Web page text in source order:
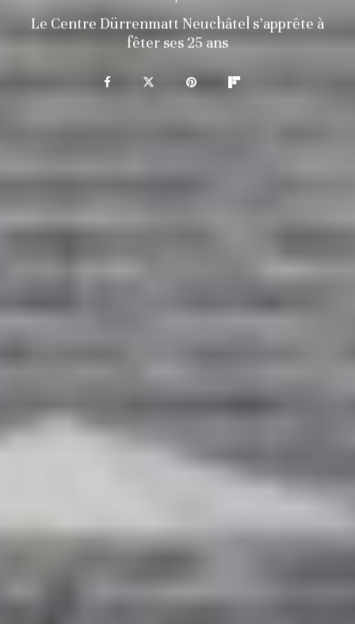
Le Centre Dürrenmatt Neuchâtel s’apprête à
fêter ses 25 ans